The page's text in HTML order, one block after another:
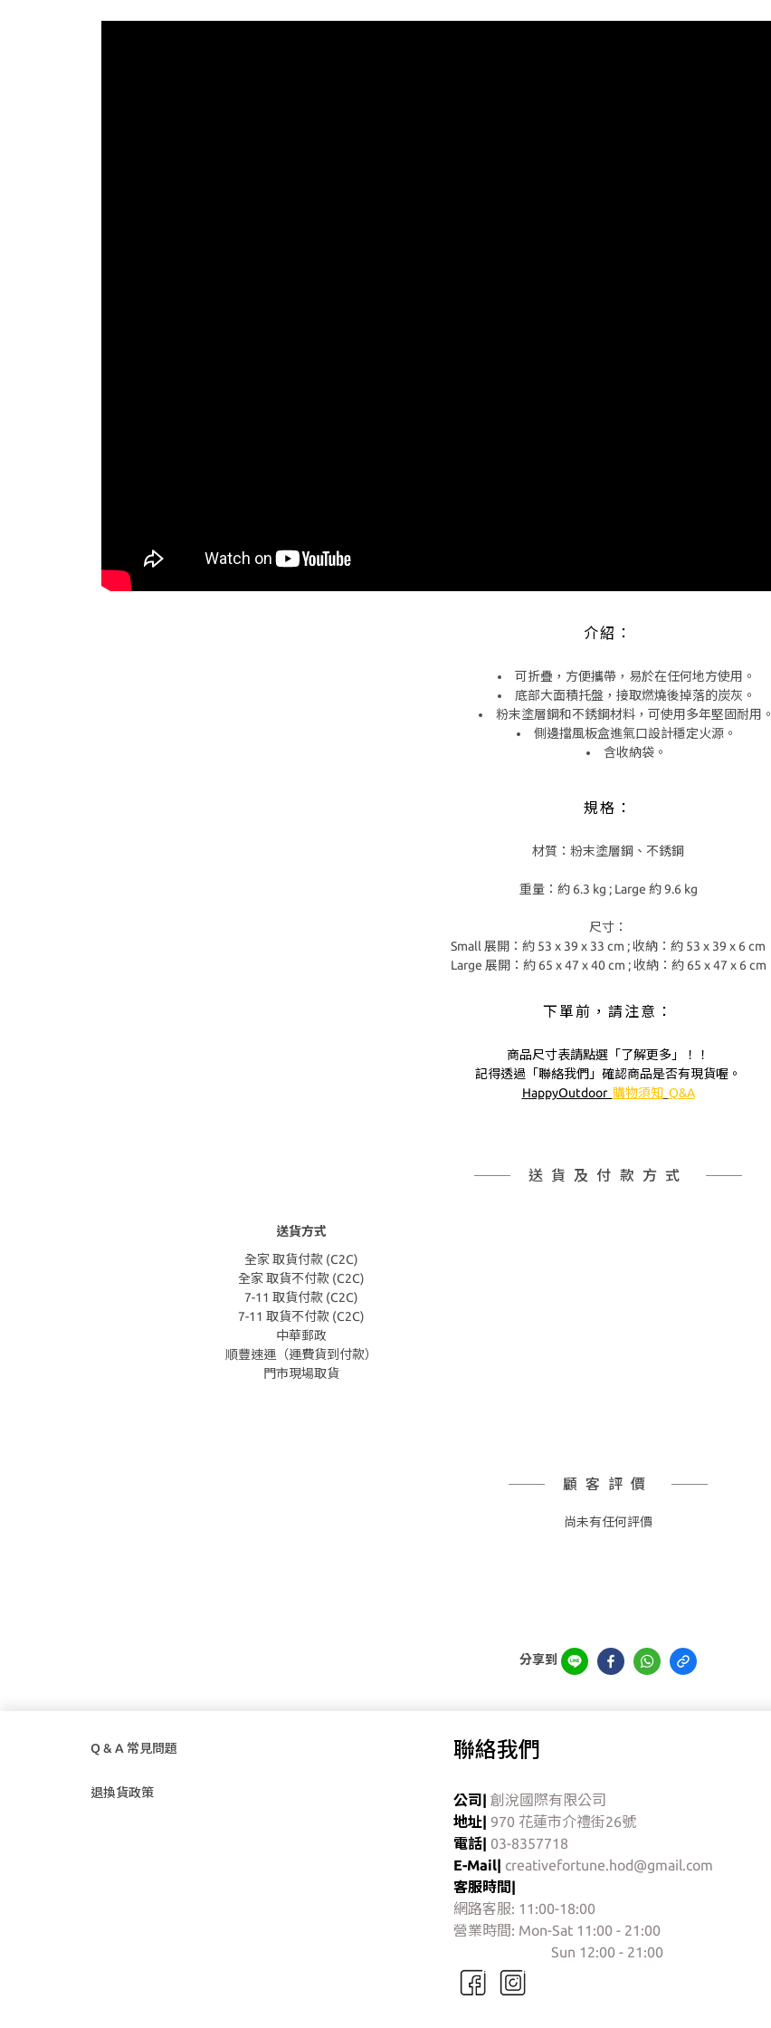
介紹：
可折疊，方便攜帶，易於在任何地方使用。
底部大面積托盤，接取燃燒後掉落的炭灰。
粉末塗層鋼和不銹鋼材料，可使用多年堅固耐用。
側邊擋風板盒進氣口設計穩定火源。
含收納袋。
規格：
材質：粉末塗層鋼、不銹鋼
重量：約 6.3 kg ; Large 約 9.6 kg
尺寸：
Small 展開：約 53 x 39 x 33 cm ; 收納：約 53 x 39 x 6 cm
Large 展開：約 65 x 47 x 40 cm ; 收納：約 65 x 47 x 6 cm
下單前，請注意：
商品尺寸表請點選「了解更多」！！
記得透過「聯絡我們」確認商品是否有現貨喔。
HappyOutdoor 購物須知 Q&A
送貨及付款方式
送貨方式
全家 取貨付款 (C2C)
全家 取貨不付款 (C2C)
7-11 取貨付款 (C2C)
7-11 取貨不付款 (C2C)
中華郵政
順豐速運（運費貨到付款）
門市現場取貨
顧客評價
尚未有任何評價
分享到
Q & A 常見問題
退換貨政策
聯絡我們
公司| 創涗國際有限公司
地址| 970 花蓮市介禮街26號
電話| 03-8357718
E-Mail| creativefortune.hod@gmail.com
客服時間|
網路客服: 11:00-18:00
營業時間: Mon-Sat 11:00 - 21:00
Sun 12:00 - 21:00